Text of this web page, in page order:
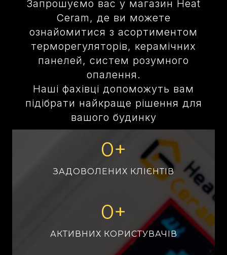
Запрошуємо вас у магазин Heat
Ceram, де ви можете
ознайомитися з асортиментом
терморегуляторів, керамічних
панелей, систем розумного
опалення.
Наші фахівці допоможуть вам
підібрати найкраще рішення для
вашого будинку
ЗАДОВОЛЕНИХ КЛІЄНТІВ
0+
АКТИВНИХ КОРИСТУВАЧІВ
0+